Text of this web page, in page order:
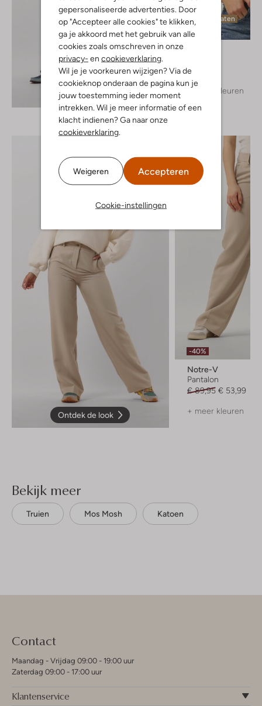
gepersonaliseerde advertenties. Door
op "Accepteer alle cookies" te klikken,
ga je akkoord met het gebruik van alle
cookies zoals omschreven in onze
privacy- en cookieverklaring.
Wil je je voorkeuren wijzigen? Via de
cookieknop onderaan de pagina kun je
jouw toestemming ieder moment
intrekken. Wil je meer informatie of een
klacht indienen? Ga naar onze
cookieverklaring.
Weigeren Accepteren
Cookie-instellingen
Ontdek de look
Laatste maten
€ 39,95
+ meer kleuren
Ontdek de look
-40%
Notre-V
Pantalon
€ 89,95 € 53,99
+ meer kleuren
Bekijk meer
Truien Mos Mosh Katoen
Contact
Maandag - Vrijdag 09:00 - 19:00 uur
Zaterdag 09:00 - 17:00 uur
Klantenservice